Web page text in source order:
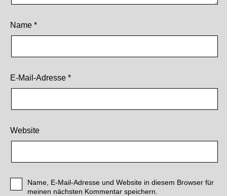
Name *
E-Mail-Adresse *
Website
Name, E-Mail-Adresse und Website in diesem Browser für
meinen nächsten Kommentar speichern.